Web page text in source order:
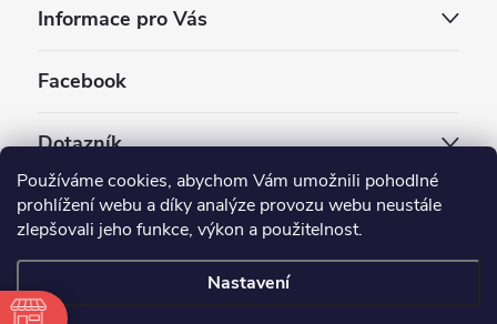
Používáme cookies, abychom Vám umožnili pohodlné
prohlížení webu a díky analýze provozu webu neustále
zlepšovali jeho funkce, výkon a použitelnost.
Nastavení
Informace pro Vás
Facebook
Dotazník
Jaký styl vapování vám vyhovuje ?
Copyright 2026